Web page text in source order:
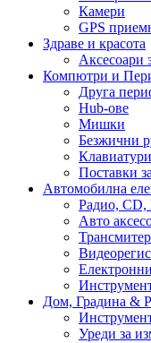
Камери
GPS
Здраве и красота
Аксесоари
Компютри и
Друга
Hub-ове
Мишки
Безжични
Клавиатури
Поставки
Автомобилна
Радио, CD,
Авто
Дом, Градина &
Уреди за